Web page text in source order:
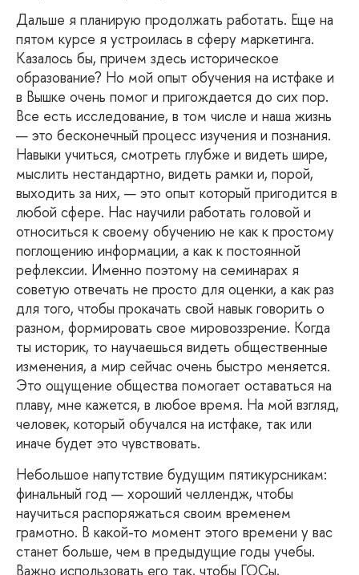
Дальше я планирую продолжать работать. Еще на
пятом курсе я устроилась в сферу маркетинга.
Казалось бы, причем здесь историческое
образование? Но мой опыт обучения на истфаке и
в Вышке очень помог и пригождается до сих пор.
Все есть исследование, в том числе и наша жизнь
— это бесконечный процесс изучения и познания.
Навыки учиться, смотреть глубже и видеть шире,
мыслить нестандартно, видеть рамки и, порой,
выходить за них, — это опыт который пригодится в
любой сфере. Нас научили работать головой и
относиться к своему обучению не как к простому
поглощению информации, а как к постоянной
рефлексии. Именно поэтому на семинарах я
советую отвечать не просто для оценки, а как раз
для того, чтобы прокачать свой навык говорить о
разном, формировать свое мировоззрение. Когда
ты историк, то научаешься видеть общественные
изменения, а мир сейчас очень быстро меняется.
Это ощущение общества помогает оставаться на
плаву, мне кажется, в любое время. На мой взгляд,
человек, который обучался на истфаке, так или
иначе будет это чувствовать.
Небольшое напутствие будущим пятикурсникам:
финальный год — хороший челлендж, чтобы
научиться распоряжаться своим временем
грамотно. В какой-то момент этого времени у вас
станет больше, чем в предыдущие годы учебы.
Важно использовать его так, чтобы ГОСы,